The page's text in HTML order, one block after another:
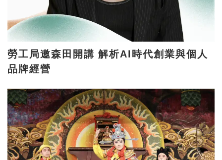
勞工局邀森田開講 解析AI時代創業與個人
品牌經營